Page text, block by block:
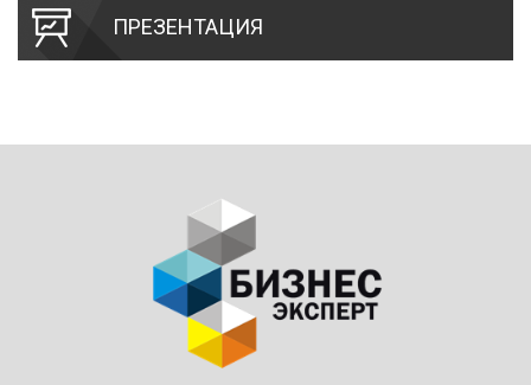
ПРЕЗЕНТАЦИЯ